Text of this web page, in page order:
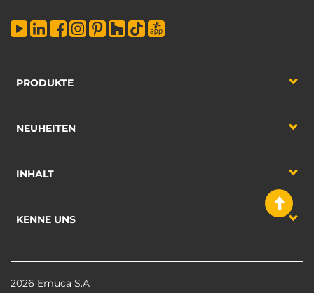
PRODUKTE
NEUHEITEN
INHALT
KENNE UNS
2026 Emuca S.A